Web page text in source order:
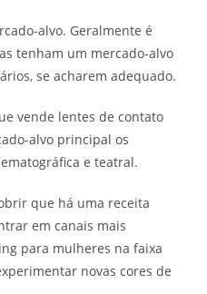
alvo. Geralmente é
tenham um mercado-alvo
se acharem adequado.
vende lentes de contato
alvo principal os
e teatral.
que há uma receita
em canais mais
para mulheres na faixa
novas cores de